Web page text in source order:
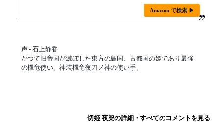
Amazon で検索 ▶
声 - 石上静香
かつて旧帝国が滅ぼした東方の島国、古都国の姫であり最強
の機竜使い。神装機竜夜刀ノ神の使い手。
切姫 夜架の詳細・すべてのコメントを見る